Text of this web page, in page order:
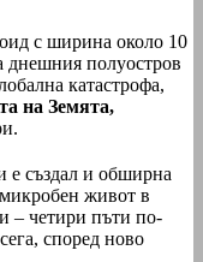
с ширина около 10
днешния полуостров
катастрофа,
на Земята,
е създал и обширна
живот в
– четири пъти по-
според ново